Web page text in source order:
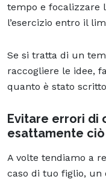
tempo e focalizzare
l’esercizio entro il
Se si tratta di un
raccogliere le idee,
quanto è stato scritto
Evitare errori di
esattamente
A volte tendiamo a
caso di tuo figlio, un